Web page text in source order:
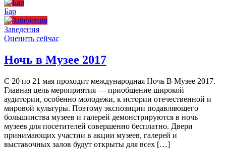
Бар
Заведения
Оценить сейчас
Ночь в Музее 2017
С 20 по 21 мая проходит международная Ночь В Музее 2017.
Главная цель мероприятия — приобщение широкой
аудитории, особенно молодежи, к истории отечественной и
мировой культуры. Поэтому экспозиции подавляющего
большинства музеев и галерей демонстрируются в ночь
музеев для посетителей совершенно бесплатно. Двери
принимающих участии в акции музеев, галерей и
выставочных залов будут открыты для всех […]